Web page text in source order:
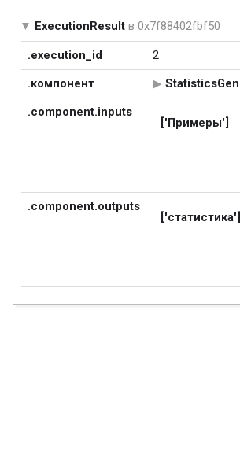
ExecutionResult в 0x7f88402fbf50
.execution_id
2
.компонент
StatisticsGen
.component.inputs
['Примеры']
.component.outputs
['статистика']